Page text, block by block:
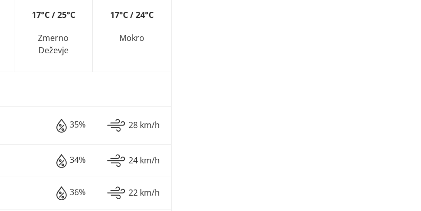
17°C / 25°C
Zmerno
Deževje
17°C / 24°C
Mokro
35% 28 km/h
34% 24 km/h
36% 22 km/h